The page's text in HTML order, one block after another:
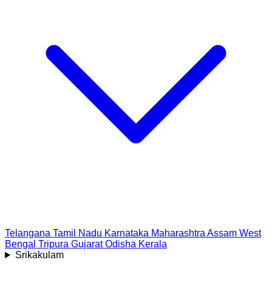
Telangana Tamil Nadu Karnataka Maharashtra Assam West
Bengal Tripura Gujarat Odisha Kerala
Srikakulam